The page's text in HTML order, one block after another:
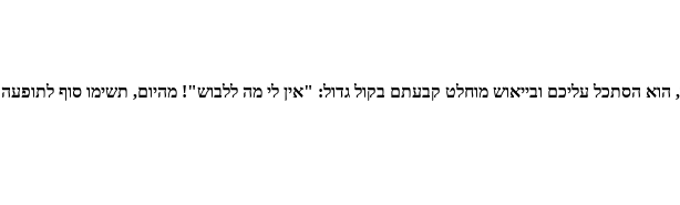
הסתכל עליכם ובייאוש מוחלט קבעתם בקול גדול: "אין לי מה ללבוש"! מהיום, תשימו סוף לתופעה